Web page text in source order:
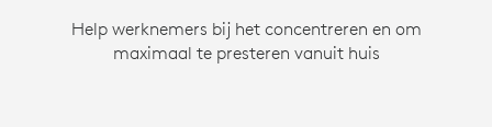
Help werknemers bij het concentreren en om
maximaal te presteren vanuit huis